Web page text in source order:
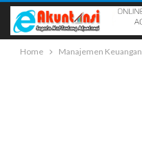
Home Manajemen Keuangan